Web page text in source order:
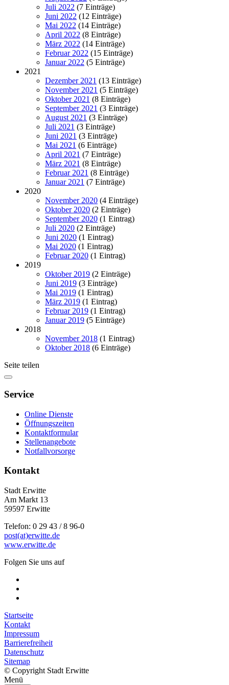
Juli 2022 (7 Einträge)
Juni 2022 (12 Einträge)
Mai 2022 (14 Einträge)
April 2022 (8 Einträge)
März 2022 (14 Einträge)
Februar 2022 (15 Einträge)
Januar 2022 (5 Einträge)
2021
Dezember 2021 (13 Einträge)
November 2021 (5 Einträge)
Oktober 2021 (8 Einträge)
September 2021 (3 Einträge)
August 2021 (3 Einträge)
Juli 2021 (3 Einträge)
Juni 2021 (3 Einträge)
Mai 2021 (6 Einträge)
April 2021 (7 Einträge)
März 2021 (8 Einträge)
Februar 2021 (8 Einträge)
Januar 2021 (7 Einträge)
2020
November 2020 (4 Einträge)
Oktober 2020 (2 Einträge)
September 2020 (1 Eintrag)
Juli 2020 (2 Einträge)
Juni 2020 (1 Eintrag)
Mai 2020 (1 Eintrag)
Februar 2020 (1 Eintrag)
2019
Oktober 2019 (2 Einträge)
Juni 2019 (3 Einträge)
Mai 2019 (1 Eintrag)
März 2019 (1 Eintrag)
Februar 2019 (1 Eintrag)
Januar 2019 (5 Einträge)
2018
November 2018 (1 Eintrag)
Oktober 2018 (6 Einträge)
Seite teilen
Service
Online Dienste
Öffnungszeiten
Kontaktformular
Stellenangebote
Notfallvorsorge
Kontakt
Stadt Erwitte
Am Markt 13
59597 Erwitte
Telefon: 0 29 43 / 8 96-0
post(at)erwitte.de
www.erwitte.de
Folgen Sie uns auf
Startseite
Kontakt
Impressum
Barrierefreiheit
Datenschutz
Sitemap
© Copyright Stadt Erwitte
Menü